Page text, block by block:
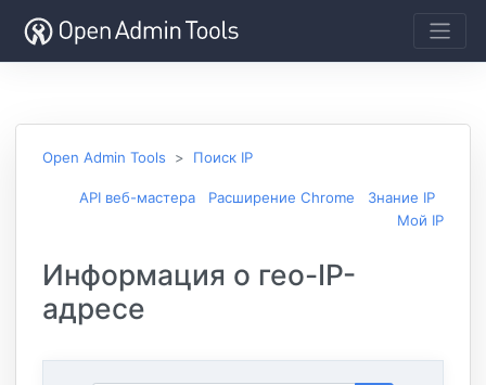
Open Admin Tools Поиск IP
API веб-мастера Расширение Chrome
Знание IP
Мой IP
Информация о гео-IP-
адресе